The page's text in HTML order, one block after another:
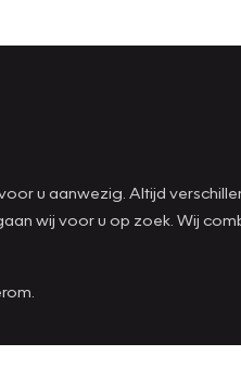
u aanwezig. Altijd
wij voor u op zoek. Wij